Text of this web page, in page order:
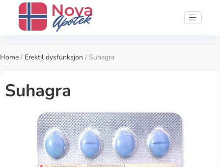
Home / Erektil dysfunksjon / Suhagra
Suhagra